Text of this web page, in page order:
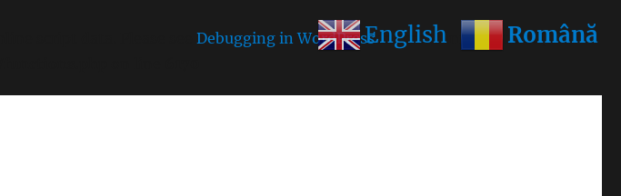
Debugging in WordPressfor more information. (This
English Română